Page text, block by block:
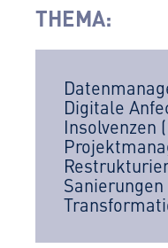
THEMA:
Digitale
Insolvenzen
Sanierungen